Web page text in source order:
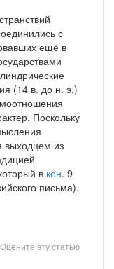
с
ещё в
(14 в. до н. э.)
Поскольку
выходцем из
в кон. 9
письма).
Оцените эту статью